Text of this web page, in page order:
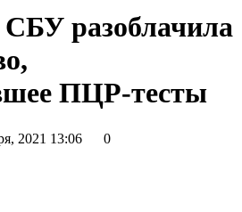
разоблачила
ПЦР-тесты
2021 13:06
0